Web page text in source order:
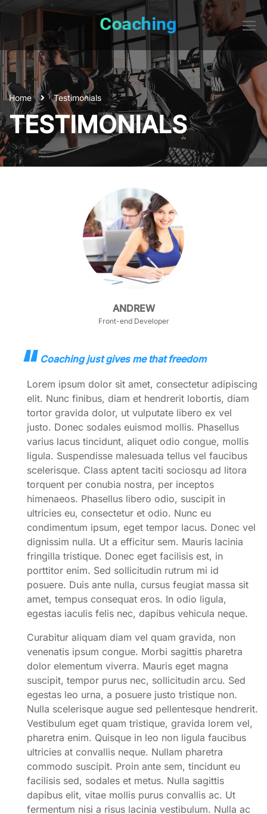
Home Testimonials
TESTIMONIALS
ANDREW
Front-end Developer
Coaching just gives me that freedom
Lorem ipsum dolor sit amet, consectetur adipiscing
elit. Nunc finibus, diam et hendrerit lobortis, diam
tortor gravida dolor, ut vulputate libero ex vel
justo. Donec sodales euismod mollis. Phasellus
varius lacus tincidunt, aliquet odio congue, mollis
ligula. Suspendisse malesuada tellus vel faucibus
scelerisque. Class aptent taciti sociosqu ad litora
torquent per conubia nostra, per inceptos
himenaeos. Phasellus libero odio, suscipit in
ultricies eu, consectetur et odio. Nunc eu
condimentum ipsum, eget tempor lacus. Donec vel
dignissim nulla. Ut a efficitur sem. Mauris lacinia
fringilla tristique. Donec eget facilisis est, in
porttitor enim. Sed sollicitudin rutrum mi id
posuere. Duis ante nulla, cursus feugiat massa sit
amet, tempus consequat eros. In odio ligula,
egestas iaculis felis nec, dapibus vehicula neque.
Curabitur aliquam diam vel quam gravida, non
venenatis ipsum congue. Morbi sagittis pharetra
dolor elementum viverra. Mauris eget magna
suscipit, tempor purus nec, sollicitudin arcu. Sed
egestas leo urna, a posuere justo tristique non.
Nulla scelerisque augue sed pellentesque hendrerit.
Vestibulum eget quam tristique, gravida lorem vel,
pharetra enim. Quisque in leo non ligula faucibus
ultricies at convallis neque. Nullam pharetra
commodo suscipit. Proin ante sem, tincidunt eu
facilisis sed, sodales et metus. Nulla sagittis
dapibus elit, vitae mollis purus convallis ac. Ut
fermentum nisi a risus lacinia vestibulum. Nulla ac